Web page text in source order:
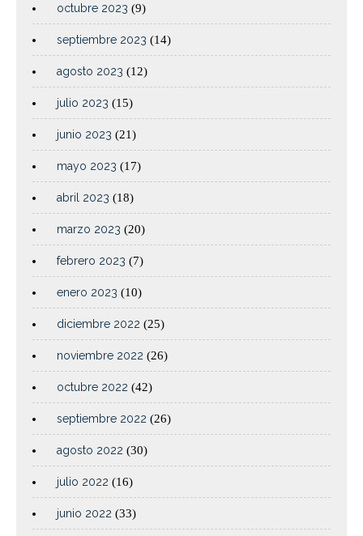
octubre 2023 (9)
septiembre 2023 (14)
agosto 2023 (12)
julio 2023 (15)
junio 2023 (21)
mayo 2023 (17)
abril 2023 (18)
marzo 2023 (20)
febrero 2023 (7)
enero 2023 (10)
diciembre 2022 (25)
noviembre 2022 (26)
octubre 2022 (42)
septiembre 2022 (26)
agosto 2022 (30)
julio 2022 (16)
junio 2022 (33)